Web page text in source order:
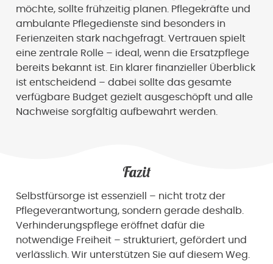
möchte, sollte frühzeitig planen. Pflegekräfte und
ambulante Pflegedienste sind besonders in
Ferienzeiten stark nachgefragt. Vertrauen spielt
eine zentrale Rolle – ideal, wenn die Ersatzpflege
bereits bekannt ist. Ein klarer finanzieller Überblick
ist entscheidend – dabei sollte das gesamte
verfügbare Budget gezielt ausgeschöpft und alle
Nachweise sorgfältig aufbewahrt werden.
Fazit
Selbstfürsorge ist essenziell – nicht trotz der
Pflegeverantwortung, sondern gerade deshalb.
Verhinderungspflege eröffnet dafür die
notwendige Freiheit – strukturiert, gefördert und
verlässlich. Wir unterstützen Sie auf diesem Weg.